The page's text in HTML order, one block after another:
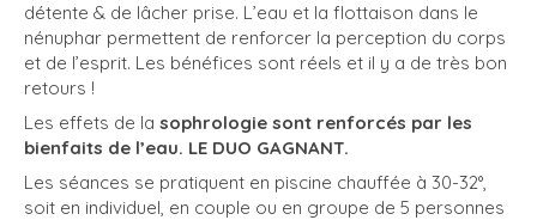
détente & de lâcher prise. L’eau et la flottaison dans le
nénuphar permettent de renforcer la perception du corps
et de l’esprit. Les bénéfices sont réels et il y a de très bon
retours !
Les effets de la sophrologie sont renforcés par les
bienfaits de l’eau. LE DUO GAGNANT.
Les séances se pratiquent en piscine chauffée à 30-32°,
soit en individuel, en couple ou en groupe de 5 personnes